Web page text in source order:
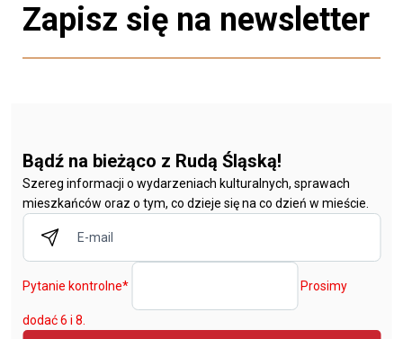
Zapisz się na newsletter
Bądź na bieżąco z Rudą Śląską!
Szereg informacji o wydarzeniach kulturalnych, sprawach
mieszkańców oraz o tym, co dzieje się na co dzień w mieście.
Pytanie kontrolne* Prosimy
dodać 6 i 8.